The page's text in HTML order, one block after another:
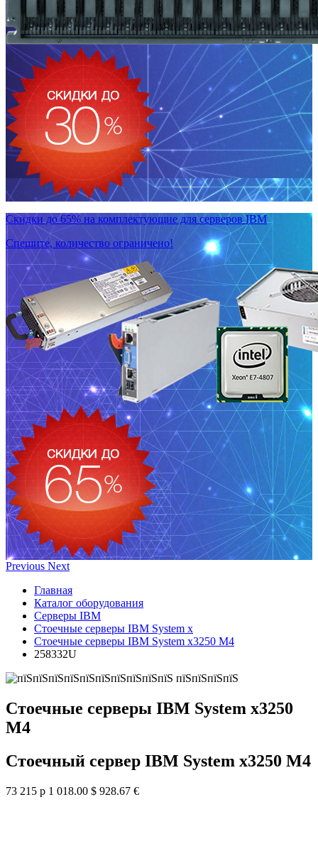
Скидки до 65% на комплектующие для серверов IBM
Спешите, количество ограничено!
Previous Next
Главная
Каталог оборудования
Серверы IBM
Стоечные серверы IBM System x
Стоечные серверы IBM System x3250 M4
258332U
Стоечные серверы IBM System x3250
M4
Стоечный сервер IBM System x3250 M4
73 215 р 1 018.00 $ 928.67 €